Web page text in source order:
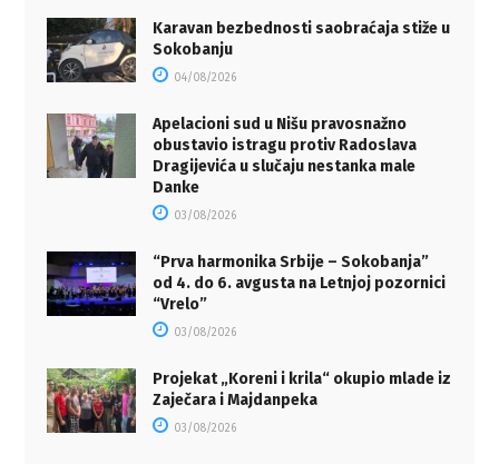
Karavan bezbednosti saobraćaja stiže u
Sokobanju
04/08/2026
Apelacioni sud u Nišu pravosnažno
obustavio istragu protiv Radoslava
Dragijevića u slučaju nestanka male
Danke
03/08/2026
“Prva harmonika Srbije – Sokobanja”
od 4. do 6. avgusta na Letnjoj pozornici
“Vrelo”
03/08/2026
Projekat „Koreni i krila“ okupio mlade iz
Zaječara i Majdanpeka
03/08/2026